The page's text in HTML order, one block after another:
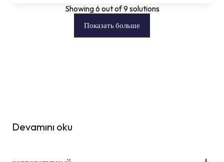
Showing 6 out of 9 solutions
Показать больше
Devamını oku